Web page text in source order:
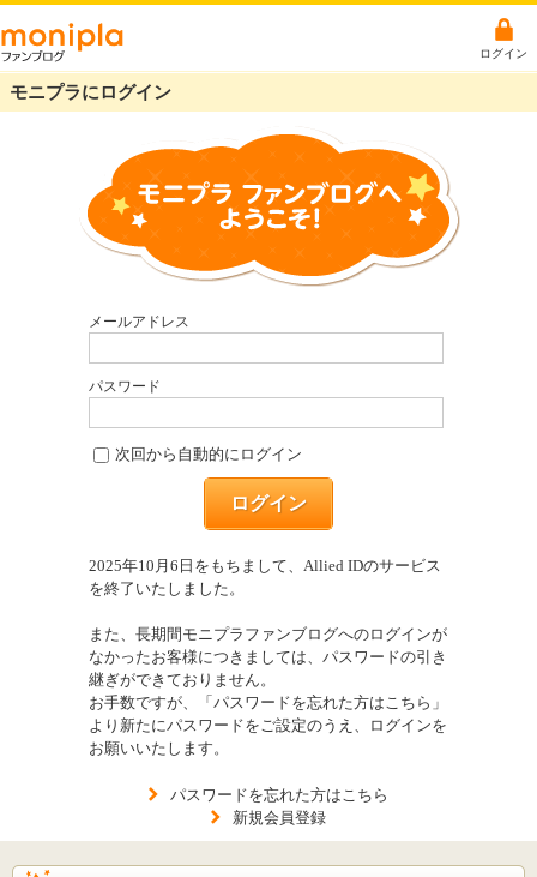
ログイン
モニプラにログイン
メールアドレス
パスワード
次回から自動的にログイン
ログイン
2025年10月6日をもちまして、Allied IDのサービス
を終了いたしました。
また、長期間モニプラファンブログへのログインが
なかったお客様につきましては、パスワードの引き
継ぎができておりません。
お手数ですが、「パスワードを忘れた方はこちら」
より新たにパスワードをご設定のうえ、ログインを
お願いいたします。
パスワードを忘れた方はこちら
新規会員登録